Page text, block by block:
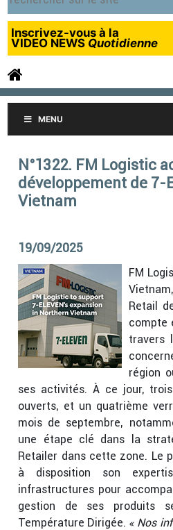
Inscrivez-vous à la
VIDEO NEWS Quotidienne
MENU
N°1322. FM Logistic
développement de 7-
Vietnam
19/09/2025
FM
Retail
compte
travers
région
ses activités. À ce jour,
ouverts, et un quatrième
mois de septembre,
une étape clé dans la
Retailer dans cette zone. Le
à disposition son
infrastructures pour
gestion de ses produits
Température Dirigée. « Nos